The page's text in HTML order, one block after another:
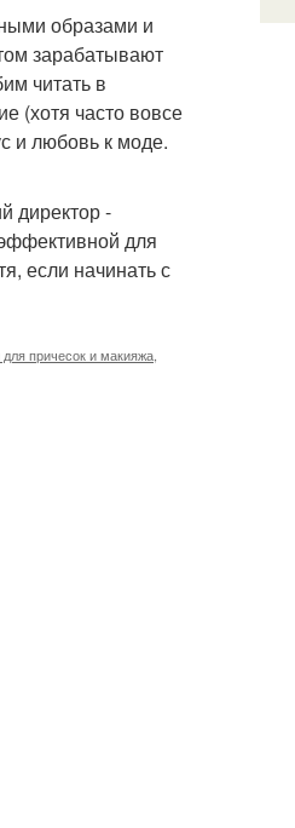
образами и
зарабатывают
читать в
(хотя часто вовсе
и любовь к моде.
директор -
для
если начинать с
причесок и макияжа